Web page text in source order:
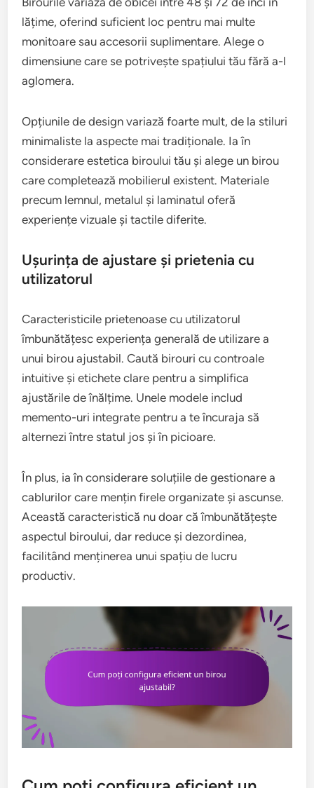
lățime, oferind suficient loc pentru mai multe
monitoare sau accesorii suplimentare. Alege o
dimensiune care se potrivește spațiului tău fără a-l
aglomera.
Opțiunile de design variază foarte mult, de la stiluri
minimaliste la aspecte mai tradiționale. Ia în
considerare estetica biroului tău și alege un birou
care completează mobilierul existent. Materiale
precum lemnul, metalul și laminatul oferă
experiențe vizuale și tactile diferite.
Ușurința de ajustare și prietenia cu
utilizatorul
Caracteristicile prietenoase cu utilizatorul
îmbunătățesc experiența generală de utilizare a
unui birou ajustabil. Caută birouri cu controale
intuitive și etichete clare pentru a simplifica
ajustările de înălțime. Unele modele includ
memento-uri integrate pentru a te încuraja să
alternezi între statul jos și în picioare.
În plus, ia în considerare soluțiile de gestionare a
cablurilor care mențin firele organizate și ascunse.
Această caracteristică nu doar că îmbunătățește
aspectul biroului, dar reduce și dezordinea,
facilitând menținerea unui spațiu de lucru
productiv.